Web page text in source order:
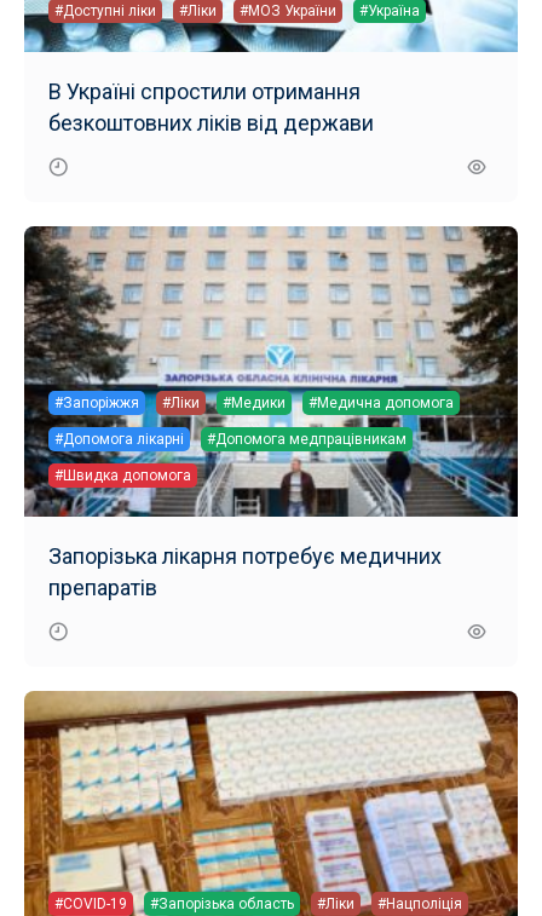
#Доступні ліки #Ліки #МОЗ України #Україна
В Україні спростили отримання
безкоштовних ліків від держави
#Запоріжжя #Ліки #Медики #Медична допомога
#Допомога лікарні #Допомога медпрацівникам
#Швидка допомога
Запорізька лікарня потребує медичних
препаратів
#COVID-19 #Запорізька область #Ліки #Нацполіція